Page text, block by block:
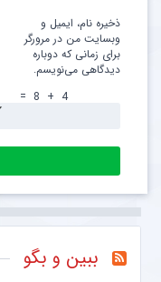
ذخیره نام، ایمیل و
وبسایت من در مرورگر
برای زمانی که دوباره
دیدگاهی می‌نویسم.
4
+
8
=
ببین و بگو